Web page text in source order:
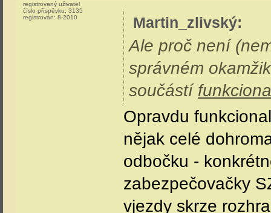
registrovaný uživatel
číslo příspěvku: 3135
registrován: 8-2010 Martin_zlivský:
Ale proč není
správném
součástí
Opravdu
nějak celé
odbočku -
zabezpečovačky
vjezdy skrze